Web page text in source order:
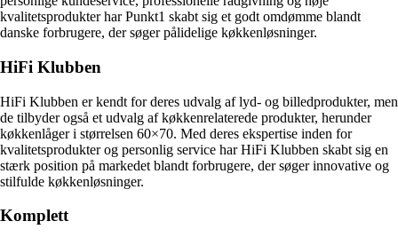
kvalitetsprodukter har Punkt1 skabt sig et godt omdømme blandt
danske forbrugere, der søger pålidelige køkkenløsninger.
HiFi Klubben
HiFi Klubben er kendt for deres udvalg af lyd- og billedprodukter, men
de tilbyder også et udvalg af køkkenrelaterede produkter, herunder
køkkenlåger i størrelsen 60×70. Med deres ekspertise inden for
kvalitetsprodukter og personlig service har HiFi Klubben skabt sig en
stærk position på markedet blandt forbrugere, der søger innovative og
stilfulde køkkenløsninger.
Komplett